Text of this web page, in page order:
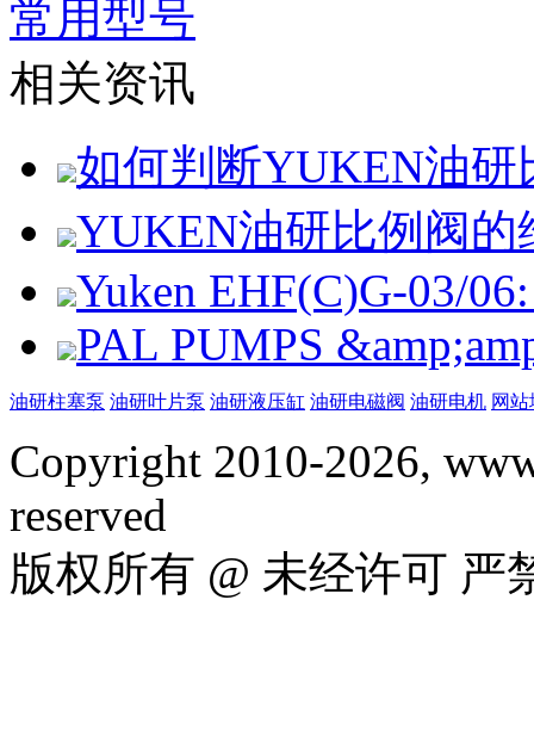
常用型号
相关资讯
如何判断YUKEN油
YUKEN油研比例阀的
Yuken EHF(C)G-03/
PAL PUMPS
油研柱塞泵 油研叶片泵 油研液压缸 油研电磁阀 油研电机 网
Copyright 2010-2026,
reserved
版权所有 @ 未经许可 严